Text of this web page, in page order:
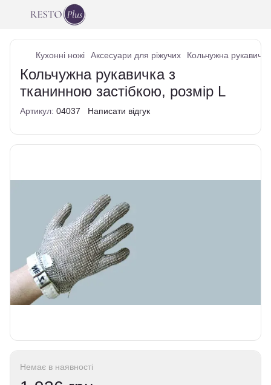
Кухонні ножі Аксесуари для ріжучих Кольчужна
Кольчужна рукавичка з
тканинною застібкою, розмір L
Артикул: 04037 Написати відгук
Немає в наявності